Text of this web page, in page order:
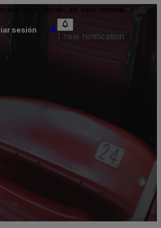
o por debajo del valor nominal.
sesión
1 new notification